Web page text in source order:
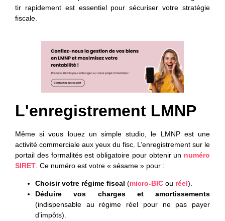
tir rapidement est essentiel pour sécuriser votre stratégie
fiscale.
L'enregistrement LMNP
Même si vous louez un simple studio, le LMNP est une
activité commerciale aux yeux du fisc. L’enregistrement sur le
portail des formalités est obligatoire pour obtenir un numéro
SIRET . Ce numéro est votre « sésame » pour :
Choisir votre régime fiscal (micro-BIC ou réel).
Déduire vos charges et amortissements
(indispensable au régime réel pour ne pas payer
d’impôts).